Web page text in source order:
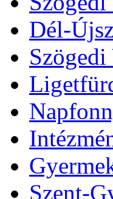
Dél-
Szent-